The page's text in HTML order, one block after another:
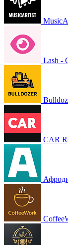
Lash -
CAR